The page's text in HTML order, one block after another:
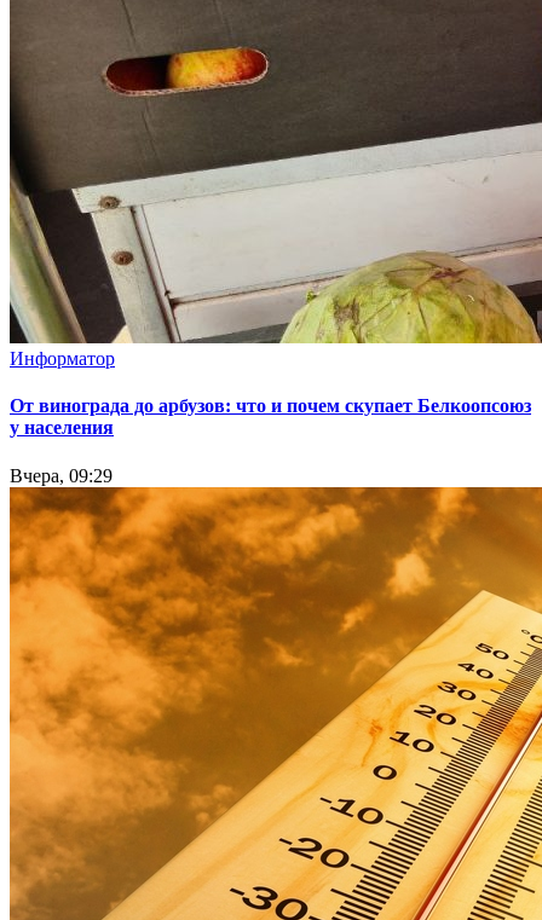
Информатор
От винограда до арбузов: что и почем скупает Белкоопсоюз
у населения
Вчера, 09:29